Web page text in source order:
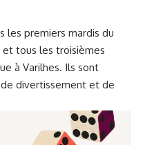
les premiers mardis du
et tous les troisièmes
à Varilhes. Ils sont
divertissement et de